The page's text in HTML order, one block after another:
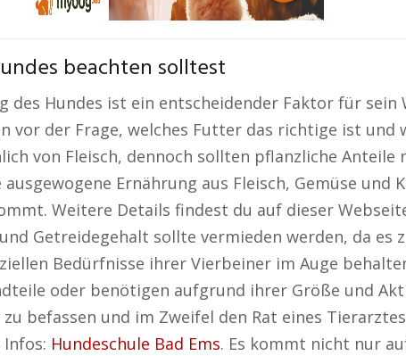
beachten solltest
des Hundes ist ein entscheidender Faktor für sein
vor der Frage, welches Futter das richtige ist und
von Fleisch, dennoch sollten pflanzliche Anteile
Ernährung aus Fleisch, Gemüse
Weitere Details findest du auf dieser
Getreidegehalt sollte vermieden werden, da es
Bedürfnisse ihrer Vierbeiner im Auge
oder benötigen aufgrund ihrer Größe und
befassen und im Zweifel den Rat eines
Hundeschule Bad Ems. Es kommt nicht nur